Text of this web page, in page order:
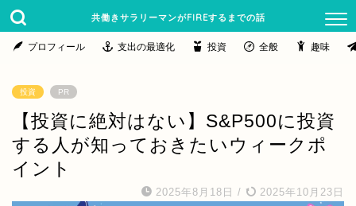
共働きサラリーマンがFIREするまでの話
プロフィール 支出の最適化 投資 全般 趣味
投資 PR
【投資に絶対はない】S&P500に投資
する人が知っておきたいウィークポ
イント
2025年8月18日 / 2025年10月23日